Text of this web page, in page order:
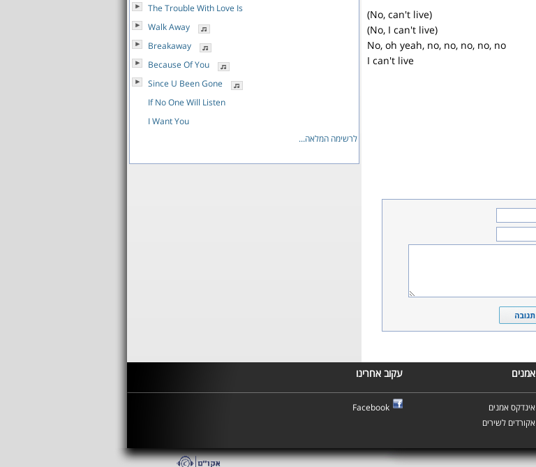
(No, can't live)
(No, I can't live)
No, oh yeah, no, no, no, no, no
I can't live
The Trouble With Love Is
Walk Away
Breakaway
Because Of You
Since U Been Gone
If No One Will Listen
I Want You
לרשימה המלאה...
אמנים עקוב אחרינו
אינדקס אמנים
אקורדים לשירים
Facebook